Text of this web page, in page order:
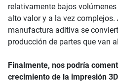
relativamente bajos
alto valor y a la vez complejos.
manufactura aditiva se
producción de partes que van
Finalmente, nos podría
crecimiento de la impresión